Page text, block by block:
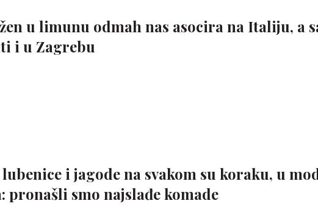
u limunu odmah nas asocira na Italiju, a
i u Zagrebu
i jagode na svakom su koraku, u
pronašli smo najslađe komade